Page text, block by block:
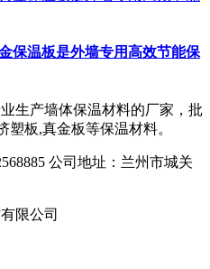
保温板是外墙专用高效节能保
生产墙体保温材料的厂家，批
塑板,真金板等保温材料。
公司地址：兰州市城关
限公司